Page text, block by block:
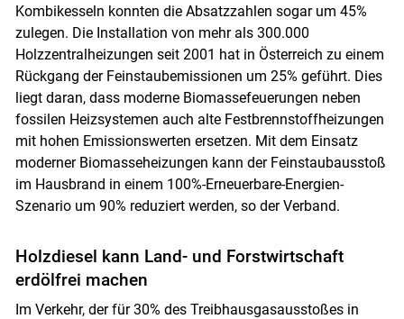
Kombikesseln konnten die Absatzzahlen sogar um 45%
zulegen. Die Installation von mehr als 300.000
Holzzentralheizungen seit 2001 hat in Österreich zu einem
Rückgang der Feinstaubemissionen um 25% geführt. Dies
liegt daran, dass moderne Biomassefeuerungen neben
fossilen Heizsystemen auch alte Festbrennstoffheizungen
mit hohen Emissionswerten ersetzen. Mit dem Einsatz
moderner Biomasseheizungen kann der Feinstaubausstoß
im Hausbrand in einem 100%-Erneuerbare-Energien-
Szenario um 90% reduziert werden, so der Verband.
Holzdiesel kann Land- und Forstwirtschaft
erdölfrei machen
Im Verkehr, der für 30% des Treibhausgasausstoßes in